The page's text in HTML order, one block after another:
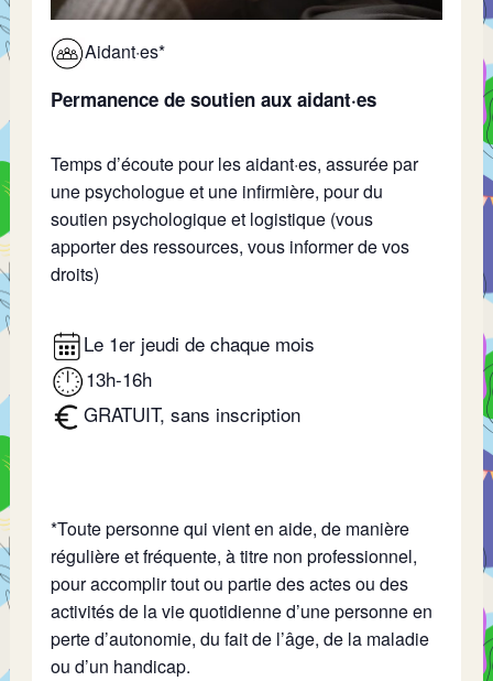
Aidant·es*
Permanence de soutien aux aidant·es
Tempsd’écoute pour les aidant·es, assurée par
une psychologue et une infirmière, pour du
soutien psychologique et logistique (vous
apporter des ressources, vous informer de vos
droits)
Le 1er jeudi de chaque mois
13h-16h
GRATUIT, sans inscription
*Toute personne qui vient en aide, de manière
régulière et fréquente, à titre non professionnel,
pour accomplir tout ou partie des actes ou des
activités de la vie quotidienne d’une personne en
perte d’autonomie, du fait de l’âge, de la maladie
ou d’un handicap.